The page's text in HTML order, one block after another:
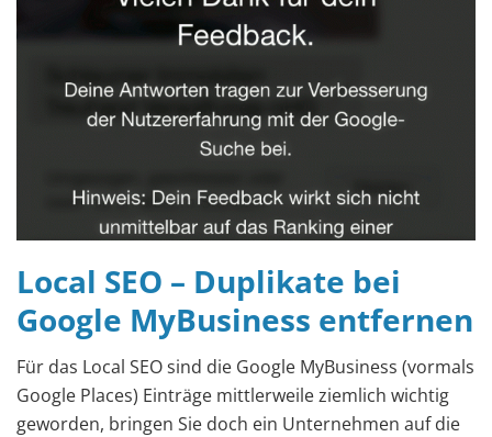
Local SEO – Duplikate bei
Google MyBusiness entfernen
Für das Local SEO sind die Google MyBusiness (vormals
Google Places) Einträge mittlerweile ziemlich wichtig
geworden, bringen Sie doch ein Unternehmen auf die